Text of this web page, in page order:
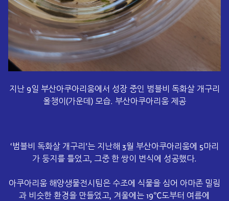
지난 9일 부산아쿠아리움에서 성장 중인 범블비 독화살 개구리
올챙이(가운데) 모습. 부산아쿠아리움 제공
‘범블비 독화살 개구리’는 지난해 3월 부산아쿠아리움에 5마리
가 둥지를 틀었고, 그중 한 쌍이 번식에 성공했다.
아쿠아리움 해양생물전시팀은 수조에 식물을 심어 아마존 밀림
과 비슷한 환경을 만들었고, 겨울에는 19℃도부터 여름에